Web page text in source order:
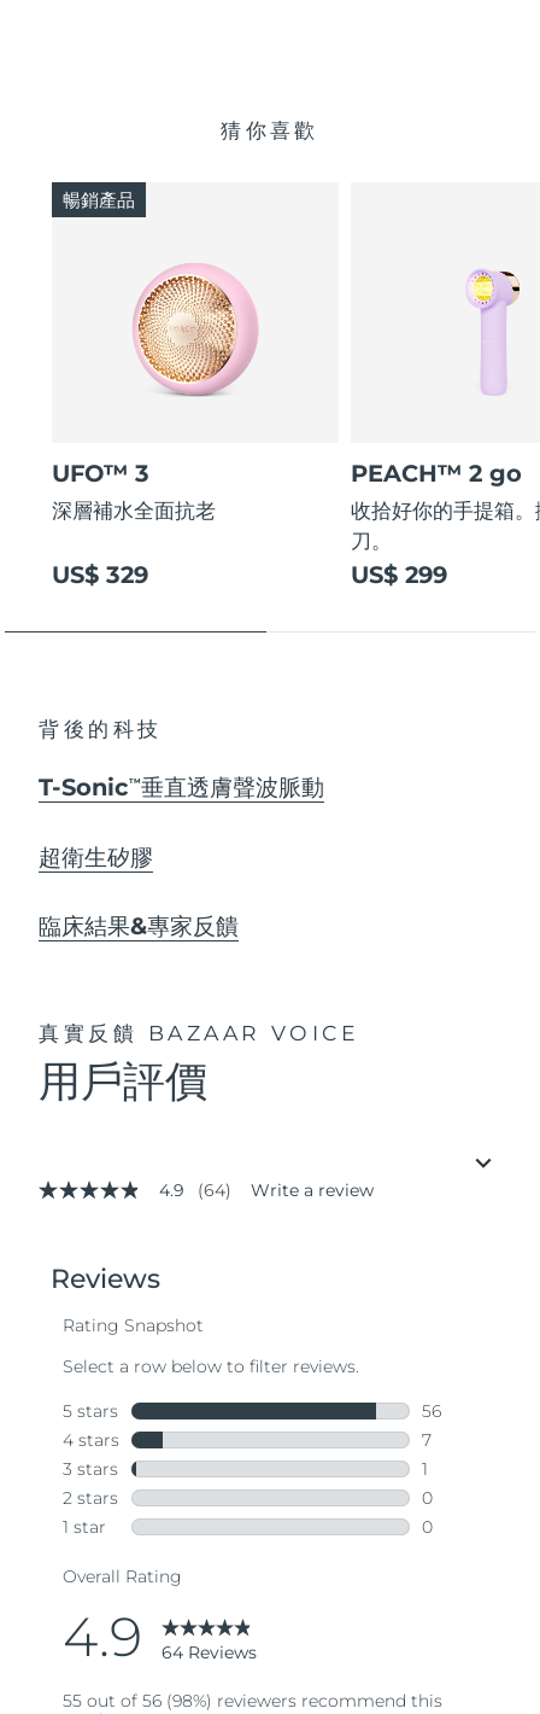
猜你喜歡
UFO™ 3
深層補水全面抗老
US$ 329
暢銷產品
PEACH™ 2 go
收拾好你的手提箱
刀。
US$ 299
背後的科技
T-SonicTM 垂直透膚聲波脈動
超衛生矽膠
臨床結果&專家反饋
真實反饋 BAZAAR VOICE
用戶評價
4.9
stars,
average
value.
Same
page
link.
4.9 (64) Write a review